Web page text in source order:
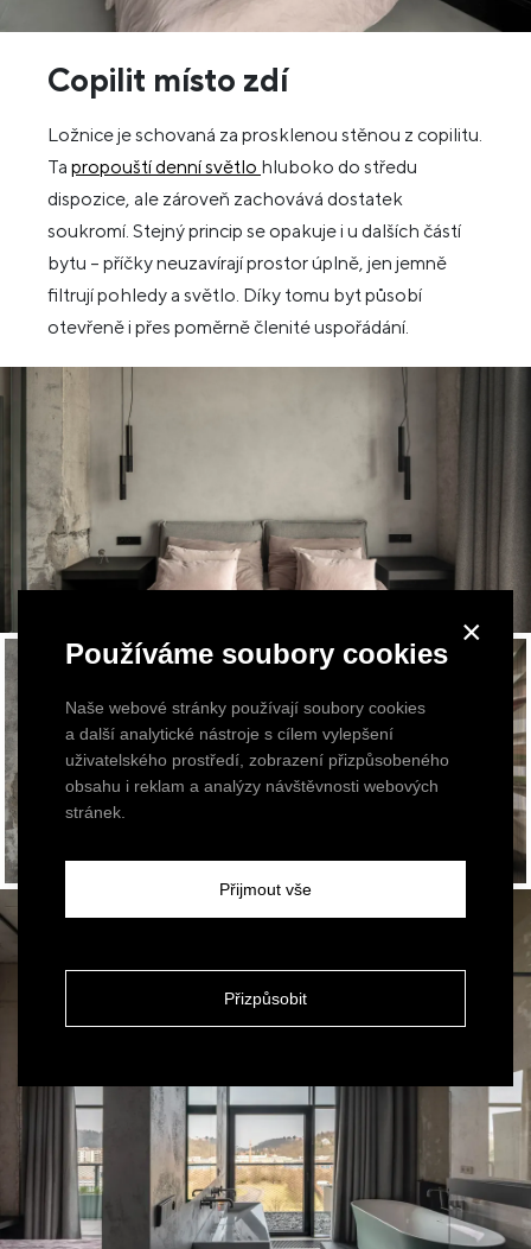
×
Používáme soubory cookies
Naše webové stránky používají soubory cookies
a další analytické nástroje s cílem vylepšení
uživatelského prostředí, zobrazení přizpůsobeného
obsahu i reklam a analýzy návštěvnosti webových
stránek.
Přijmout vše
Přizpůsobit
Copilit místo zdí
Ložnice je schovaná za prosklenou stěnou z copilitu.
Ta propouští denní světlo hluboko do středu
dispozice, ale zároveň zachovává dostatek
soukromí. Stejný princip se opakuje i u dalších částí
bytu – příčky neuzavírají prostor úplně, jen jemně
filtrují pohledy a světlo. Díky tomu byt působí
otevřeně i přes poměrně členité uspořádání.